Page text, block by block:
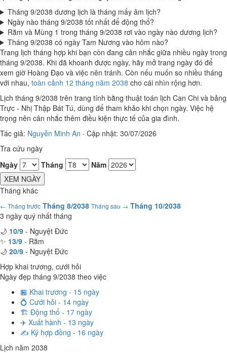
Tháng 9/2038 dương lịch là tháng mấy âm lịch?
Ngày nào tháng 9/2038 tốt nhất để động thổ?
Rằm và Mùng 1 trong tháng 9/2038 rơi vào ngày nào dương lịch?
Tháng 9/2038 có ngày Tam Nương vào hôm nào?
Trang lịch tháng hợp khi bạn còn đang cân nhắc giữa nhiều ngày trong
tháng 9/2038. Khi đã khoanh được ngày, hãy mở trang ngày đó để
xem giờ Hoàng Đạo và việc nên tránh. Còn nếu muốn so nhiều tháng
với nhau, toàn cảnh 12 tháng năm 2038 cho cái nhìn rộng hơn.
Lịch tháng 9/2038 trên trang tính bằng thuật toán lịch Can Chi và bảng
Trực - Nhị Thập Bát Tú, dùng để tham khảo khi chọn ngày. Việc hệ
trọng nên cân nhắc thêm điều kiện thực tế của gia đình.
Tác giả: Nguyễn Minh An · Cập nhật: 30/07/2026
Tra cứu ngày
Ngày
Tháng
Năm
XEM NGÀY
Tháng khác
← Tháng trước Tháng 8/2038 Tháng sau → Tháng 10/2038
3 ngày quý nhất tháng
🌙 10/9 - Nguyệt Đức
✨ 13/9 - Rằm
🌙 20/9 - Nguyệt Đức
Hợp khai trương, cưới hỏi
Ngày đẹp tháng 9/2038 theo việc
🏪 Khai trương - 15 ngày
💍 Cưới hỏi - 14 ngày
🏗️ Động thổ - 17 ngày
✈️ Xuất hành - 13 ngày
✍️ Ký hợp đồng - 16 ngày
Lịch năm 2038